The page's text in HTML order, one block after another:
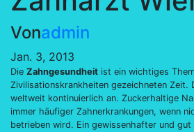
Vonadmin
Jan. 3, 2013
Die Zahngesundheit ist ein wichtiges
Zivilisationskrankheiten gezeichneten Zeit.
weltweit kontinuierlich an. Zuckerhaltige
immer häufiger Zahnerkrankungen, wenn
betrieben wird. Ein gewissenhafter und